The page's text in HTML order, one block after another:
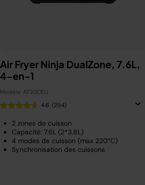
Air Fryer Ninja DualZone, 7.6L,
4-en-1
Modèle: AF200EU
4.6 (294)
2 zones de cuisson
Capacité: 7.6L (2*3.8L)
4 modes de cuisson (max 220°C)
Synchronisation des cuissons